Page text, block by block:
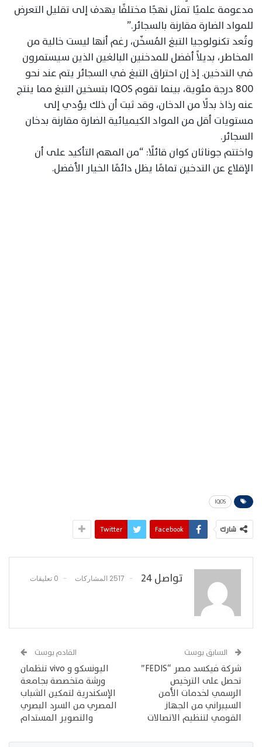
مدعومة علميًا تمثل نهجًا مختلفًا يهدف إلى تقليل التعرض
للمواد الضارة مقارنة بالسجائر.”
وتُعد تكنولوجيا التبغ المُسخّن، رغم أنها ليست خالية من
المخاطر، بديلاً أفضل للمدخنين البالغين الذين سيستمرون
في التدخين. إذ إن احتراق التبغ في السجائر يتم عند نحو
800 درجة مئوية، بينما تقوم IQOS بتسخين التبغ مما ينتج
عنه رذاذ بدلًا من الدخان، وقد ثبت أن ذلك يؤدي إلى
مستويات أقل من المواد الكيميائية الضارة مقارنة بدخان
السجائر.
واختتم جوناثان كوان قائلًا: “من المهم التأكيد على أن
الإقلاع عن التدخين تمامًا يظل دائمًا الخيار الأفضل.
IQOS
شارك Facebook
Twitter
تواصل 24 2517 المشاركات 0 تعليقات
السابق بوست
شركة فيكسد مصر “FEDIS”
تحصل على الترخيص
الرسمي لخدمات الأمن
السيبراني من الجهاز
القومي لتنظيم الاتصالات
القادم بوست
اليونسكو و vivo تنظمان
ورشة متخصصة بجامعة
الإسكندرية لتمكين الشباب
المصري من السرد البصري
والتصوير المستدام